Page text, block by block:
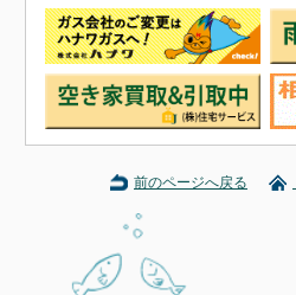
前のページへ戻る